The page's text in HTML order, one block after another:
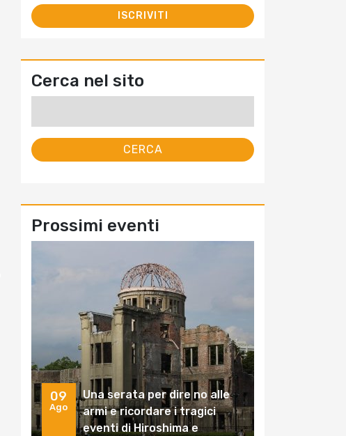
Cerca nel sito
Prossimi eventi
09
Ago
Una serata per dire no alle
armi e ricordare i tragici
eventi di Hiroshima e